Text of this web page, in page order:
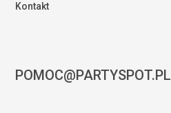
Kontakt
POMOC@PARTYSPOT.PL